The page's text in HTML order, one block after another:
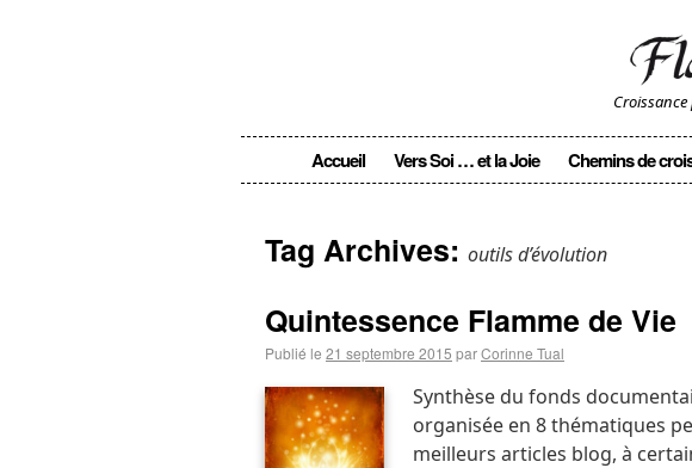
Accueil Vers Soi … et la Joie Chemins de
Tag Archives: outils d’évolution
Quintessence Flamme de Vie
Publié le 21 septembre 2015 parCorinne Tual
Synthèse du fonds
organisée en 8 thématiques
meilleurs articles blog, à